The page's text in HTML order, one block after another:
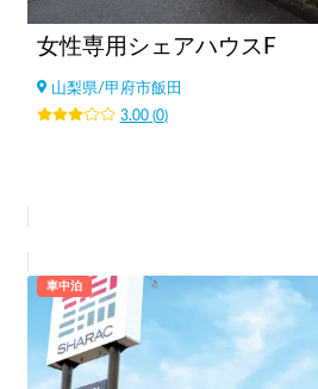
女性専用シェアハウスF
山梨県/甲府市飯田
3.00(0)
車中泊